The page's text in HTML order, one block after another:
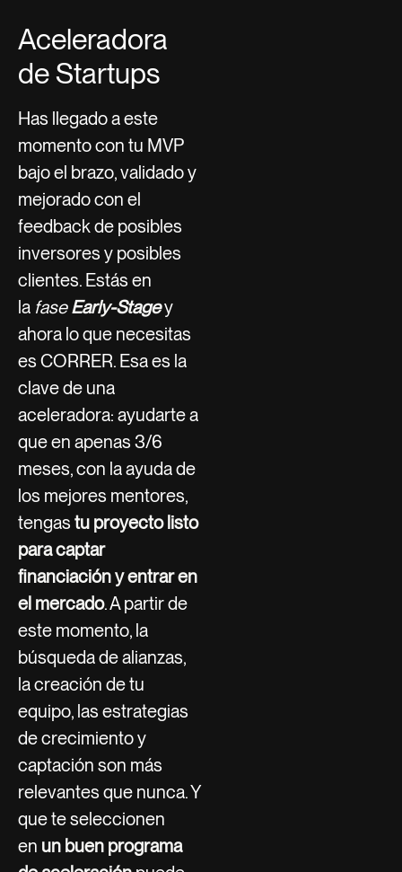
Aceleradora
de Startups
Has llegado a este
momento con tu MVP
bajo el brazo, validado y
mejorado con el
feedback de posibles
inversores y posibles
clientes. Estás en
la faseEarly-Stagey
ahora lo que necesitas
es CORRER. Esa es la
clave de una
aceleradora: ayudarte a
que en apenas 3/6
meses, con la ayuda de
los mejores mentores,
tengas tu proyecto listo
para captar
financiación y entrar en
el mercado. A partir de
este momento, la
búsqueda de alianzas,
la creación de tu
equipo, las estrategias
de crecimiento y
captación son más
relevantes que nunca. Y
que te seleccionen
en un buen programa